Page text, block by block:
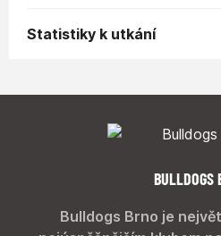
Statistiky k utkání
BULLDOGS
Bulldogs Brno je